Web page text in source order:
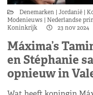
Denemarken Jordanië
Modenieuws
Nederlandse
Koninkrijk
23 nov 2024
Máxima’s
en Stéphanie
opnieuw in